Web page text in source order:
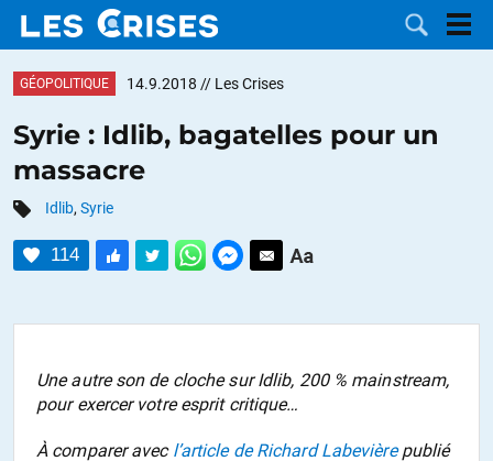
DOSSIERS
CATÉGORIES
CONTACTER
FAIRE UN
GÉOPOLITIQUE 14.9.2018 // Les Crises
Syrie : Idlib, bagatelles pour un
massacre
Idlib, Syrie
114
Une autre son de cloche sur Idlib, 200 % mainstream,
pour exercer votre esprit critique…
À comparer avec l’article de Richard Labevièrepublié